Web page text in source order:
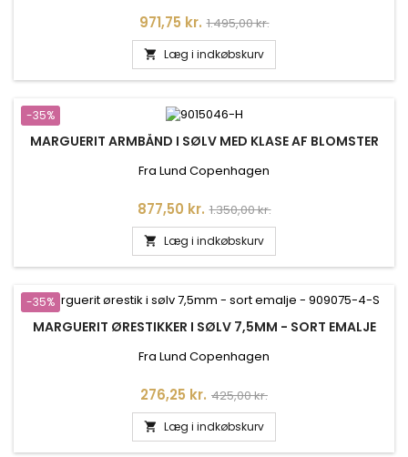
Pris
971,75 kr. Normalpris
1.495,00 kr.
 Læg i indkøbskurv
-35%
MARGUERIT ARMBÅND I SØLV MED KLASE AF BLOMSTER
Fra Lund Copenhagen
Pris
877,50 kr. Normalpris
1.350,00 kr.
 Læg i indkøbskurv
-35%
MARGUERIT ØRESTIKKER I SØLV 7,5MM - SORT EMALJE
Fra Lund Copenhagen
Pris
276,25 kr. Normalpris
425,00 kr.
 Læg i indkøbskurv